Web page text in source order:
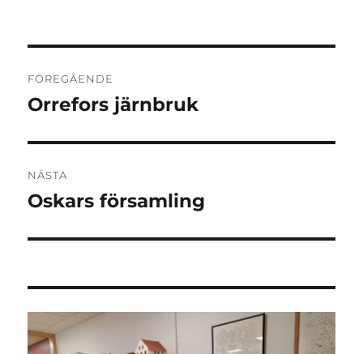
FÖREGÅENDE
Föregående
Orrefors järnbruk
NÄSTA
Nästa
Oskars församling